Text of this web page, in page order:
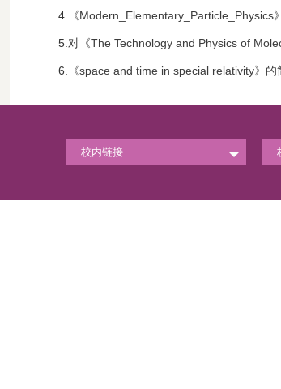
4. 《Modern_Elementary_Particle_Physics
5. 对《The Technology and Physics of
6. 《space and time in special relativity》的
校内链接